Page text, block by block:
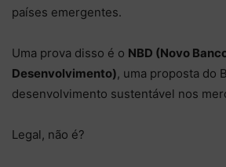
países emergentes.
Uma prova disso é o NBD (Novo
Desenvolvimento), uma proposta do
desenvolvimento sustentável nos
Legal, não é?